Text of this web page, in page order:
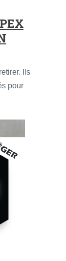
Ils
pour